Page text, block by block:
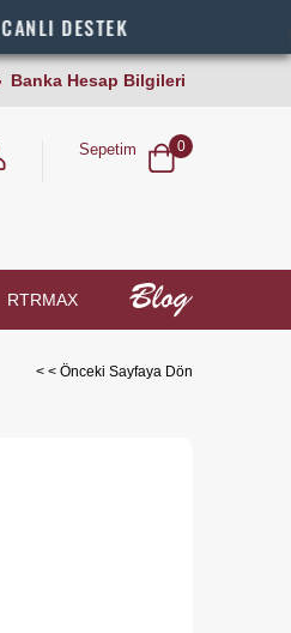
Banka Hesap Bilgileri
Sepetim 0
RTRMAX
< < Önceki Sayfaya Dön